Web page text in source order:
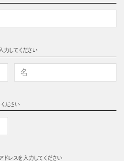
してください
ださい
レスを入力してください